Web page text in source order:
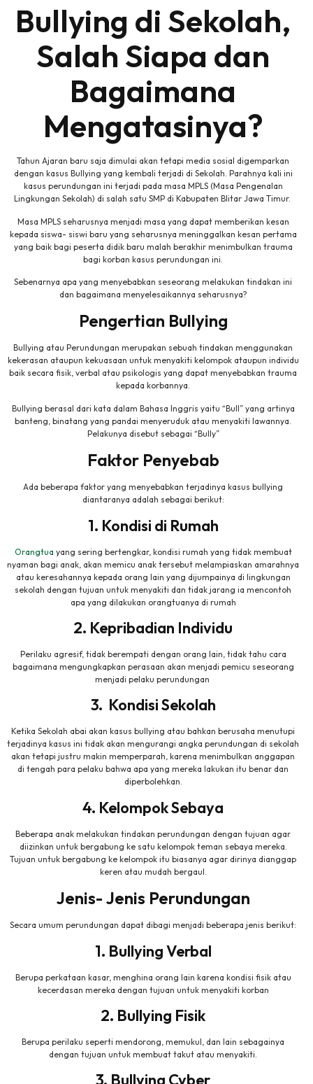
Bullying di Sekolah,
Salah Siapa dan
Bagaimana
Mengatasinya?
Tahun Ajaran baru saja dimulai akan tetapi media sosial digemparkan
dengan kasus Bullying yang kembali terjadi di Sekolah. Parahnya kali ini
kasus perundungan ini terjadi pada masa MPLS (Masa Pengenalan
Lingkungan Sekolah) di salah satu SMP di Kabupaten Blitar Jawa Timur.
Masa MPLS seharusnya menjadi masa yang dapat memberikan kesan
kepada siswa- siswi baru yang seharusnya meninggalkan kesan pertama
yang baik bagi peserta didik baru malah berakhir menimbulkan trauma
bagi korban kasus perundungan ini.
Sebenarnya apa yang menyebabkan seseorang melakukan tindakan ini
dan bagaimana menyelesaikannya seharusnya?
Pengertian Bullying
Bullying atau Perundungan merupakan sebuah tindakan menggunakan
kekerasan ataupun kekuasaan untuk menyakiti kelompok ataupun individu
baik secara fisik, verbal atau psikologis yang dapat menyebabkan trauma
kepada korbannya.
Bullying berasal dari kata dalam Bahasa Inggris yaitu “Bull” yang artinya
banteng, binatang yang pandai menyeruduk atau menyakiti lawannya.
Pelakunya disebut sebagai “Bully”
Faktor Penyebab
Ada beberapa faktor yang menyebabkan terjadinya kasus bullying
diantaranya adalah sebagai berikut:
1. Kondisi di Rumah
Orangtua yang sering bertengkar, kondisi rumah yang tidak membuat
nyaman bagi anak, akan memicu anak tersebut melampiaskan amarahnya
atau keresahannya kepada orang lain yang dijumpainya di lingkungan
sekolah dengan tujuan untuk menyakiti dan tidak jarang ia mencontoh
apa yang dilakukan orangtuanya di rumah
2. Kepribadian Individu
Perilaku agresif, tidak berempati dengan orang lain, tidak tahu cara
bagaimana mengungkapkan perasaan akan menjadi pemicu seseorang
menjadi pelaku perundungan
3. Kondisi Sekolah
Ketika Sekolah abai akan kasus bullying atau bahkan berusaha menutupi
terjadinya kasus ini tidak akan mengurangi angka perundungan di sekolah
akan tetapi justru makin memperparah, karena menimbulkan anggapan
di tengah para pelaku bahwa apa yang mereka lakukan itu benar dan
diperbolehkan.
4. Kelompok Sebaya
Beberapa anak melakukan tindakan perundungan dengan tujuan agar
diizinkan untuk bergabung ke satu kelompok teman sebaya mereka.
Tujuan untuk bergabung ke kelompok itu biasanya agar dirinya dianggap
keren atau mudah bergaul.
Jenis- Jenis Perundungan
Secara umum perundungan dapat dibagi menjadi beberapa jenis berikut:
1. Bullying Verbal
Berupa perkataan kasar, menghina orang lain karena kondisi fisik atau
kecerdasan mereka dengan tujuan untuk menyakiti korban
2. Bullying Fisik
Berupa perilaku seperti mendorong, memukul, dan lain sebagainya
dengan tujuan untuk membuat takut atau menyakiti.
3. Bullying Cyber